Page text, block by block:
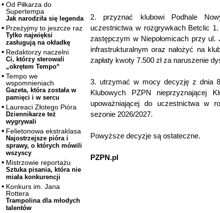
Od Piłkarza do
Supertempa
Jak narodziła się legenda
Przeżyjmy to jeszcze raz
Tylko najwięksi
zasługują na okładkę
Redaktorzy naczelni
Ci, którzy sterowali
„okrętem Tempo“
Tempo we
wspomnieniach
Gazeta, która została w
pamięci i w sercu
Laureaci Złotego Pióra
Dziennikarze też
wygrywali
Felietonowa ekstraklasa
Najostrzejsze pióra i
sprawy, o których mówili
wszyscy
Mistrzowie reportażu
Sztuka pisania, która nie
miała konkurencji
Konkurs im. Jana
Rottera
Trampolina dla młodych
talentów
2. przyznać klubowi Podhale
uczestnictwa w rozgrywkach Betclic
zastępczym w Niepołomicach przy
infrastrukturalnym oraz nałożyć na
zapłaty kwoty 7.500 zł za naruszenie
3. utrzymać w mocy decyzję z dnia
Klubowych PZPN nieprzyznającej
upoważniającej do uczestnictwa w
sezonie 2026/2027.
Powyższe decyzje są ostateczne.
PZPN.pl